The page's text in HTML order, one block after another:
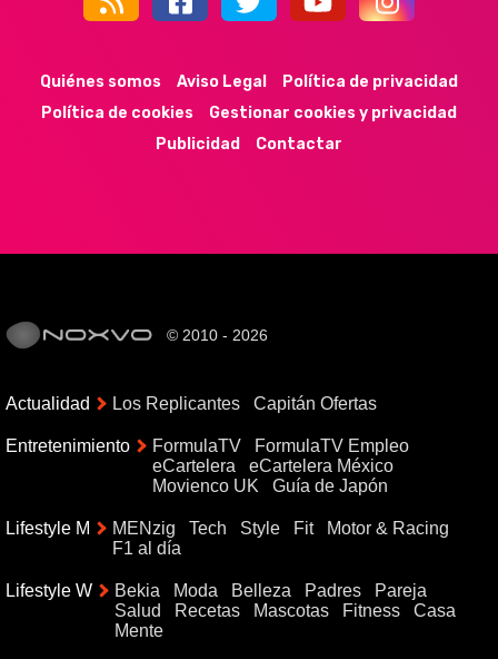
Quiénes somos Aviso Legal
Política de privacidad
Política de cookies
Gestionar cookies y privacidad
Publicidad
Contactar
© 2010 - 2026
Actualidad Los Replicantes Capitán Ofertas
Entretenimiento FormulaTV
FormulaTV Empleo
eCartelera
eCartelera México
Movienco UK
Guía de Japón
Lifestyle M MENzig Tech Style Fit
Motor & Racing
F1 al día
Lifestyle W Bekia Moda Belleza Padres
Pareja
Salud
Recetas Mascotas Fitness
Casa
Mente